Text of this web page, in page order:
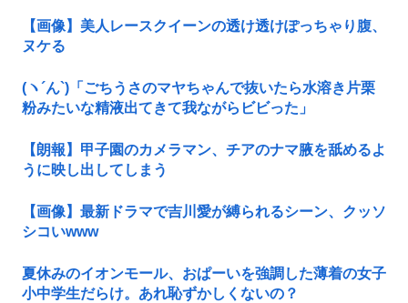
【画像】美人レースクイーンの透け透けぽっちゃり腹、
ヌケる
(ヽ´ん`)「ごちうさのマヤちゃんで抜いたら水溶き片栗
粉みたいな精液出てきて我ながらビビった」
【朗報】甲子園のカメラマン、チアのナマ腋を舐めるよ
うに映し出してしまう
【画像】最新ドラマで吉川愛が縛られるシーン、クッソ
シコいwww
夏休みのイオンモール、おぱーいを強調した薄着の女子
小中学生だらけ。あれ恥ずかしくないの？